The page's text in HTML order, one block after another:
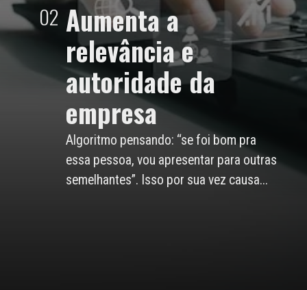
02
Algoritmo pensando: “se foi bom pra
essa pessoa, vou apresentar para outras
semelhantes”. Isso por sua vez causa...
Aumenta a
relevância e
autoridade da
empresa